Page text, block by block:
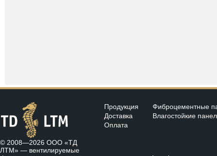
© 2008—2026 ООО «ТД
ЛТМ» — вентилируемые
Продукция
Доставка
Оплата
Фиброцементные
Влагостойкие